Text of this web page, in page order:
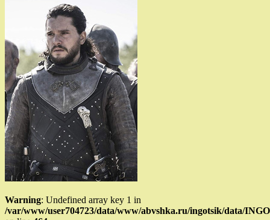
Warning: Undefined array key 1 in
/var/www/user704723/data/www/abvshka.ru/ingotsik/data/